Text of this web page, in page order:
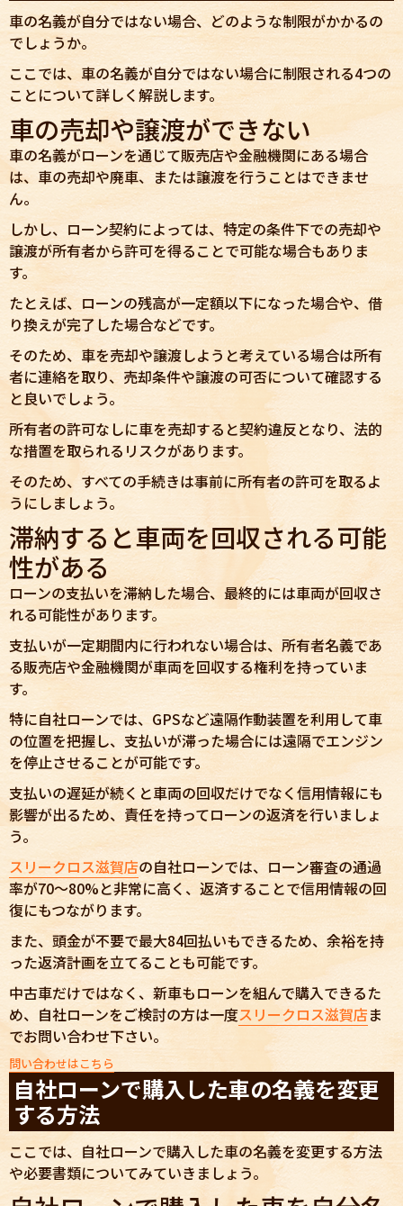
車の名義が自分ではない場合、どのような制限がかかるの
でしょうか。
ここでは、車の名義が自分ではない場合に制限される4つの
ことについて詳しく解説します。
車の売却や譲渡ができない
車の名義がローンを通じて販売店や金融機関にある場合
は、車の売却や廃車、または譲渡を行うことはできませ
ん。
しかし、ローン契約によっては、特定の条件下での売却や
譲渡が所有者から許可を得ることで可能な場合もありま
す。
たとえば、ローンの残高が一定額以下になった場合や、借
り換えが完了した場合などです。
そのため、車を売却や譲渡しようと考えている場合は所有
者に連絡を取り、売却条件や譲渡の可否について確認する
と良いでしょう。
所有者の許可なしに車を売却すると契約違反となり、法的
な措置を取られるリスクがあります。
そのため、すべての手続きは事前に所有者の許可を取るよ
うにしましょう。
滞納すると車両を回収される可能
性がある
ローンの支払いを滞納した場合、最終的には車両が回収さ
れる可能性があります。
支払いが一定期間内に行われない場合は、所有者名義であ
る販売店や金融機関が車両を回収する権利を持っていま
す。
特に自社ローンでは、GPSなど遠隔作動装置を利用して車
の位置を把握し、支払いが滞った場合には遠隔でエンジン
を停止させることが可能です。
支払いの遅延が続くと車両の回収だけでなく信用情報にも
影響が出るため、責任を持ってローンの返済を行いましょ
う。
スリークロス滋賀店の自社ローンでは、ローン審査の通過
率が70〜80%と非常に高く、返済することで信用情報の回
復にもつながります。
また、頭金が不要で最大84回払いもできるため、余裕を持
った返済計画を立てることも可能です。
中古車だけではなく、新車もローンを組んで購入できるた
め、自社ローンをご検討の方は一度スリークロス滋賀店ま
でお問い合わせ下さい。
問い合わせはこちら
自社ローンで購入した車の名義を変更
する方法
ここでは、自社ローンで購入した車の名義を変更する方法
や必要書類についてみていきましょう。